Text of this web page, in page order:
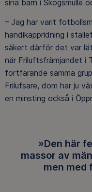
sina barn i Skogsmulle
– Jag har varit
handikappridning i
säkert därför det var
när Friluftsfrämjandet i
fortfarande samma
Frilufsare, dom har ju
en minsting också i
»Den här
massor av
men med